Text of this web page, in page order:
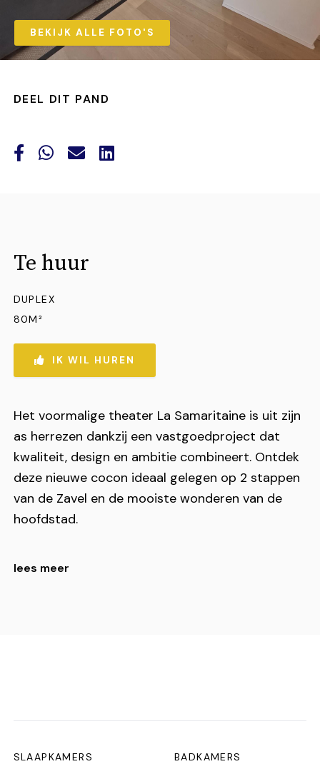
BEKIJK ALLE FOTO'S
DEEL DIT PAND
Te huur
DUPLEX
80M²
IK WIL HUREN
Het voormalige theater La Samaritaine is uit zijn
as herrezen dankzij een vastgoedproject dat
kwaliteit, design en ambitie combineert. Ontdek
deze nieuwe cocon ideaal gelegen op 2 stappen
van de Zavel en de mooiste wonderen van de
hoofdstad.
lees meer
SLAAPKAMERS BADKAMERS